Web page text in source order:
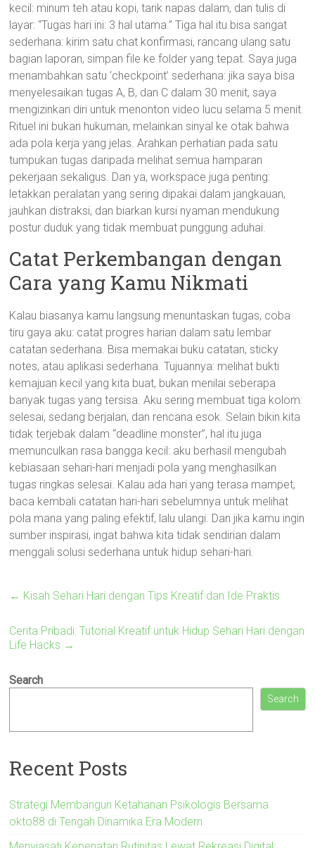
kecil: minum teh atau kopi, tarik napas dalam, dan tulis di
layar: “Tugas hari ini: 3 hal utama.” Tiga hal itu bisa sangat
sederhana: kirim satu chat konfirmasi, rancang ulang satu
bagian laporan, simpan file ke folder yang tepat. Saya juga
menambahkan satu ‘checkpoint’ sederhana: jika saya bisa
menyelesaikan tugas A, B, dan C dalam 30 menit, saya
mengizinkan diri untuk menonton video lucu selama 5 menit.
Rituel ini bukan hukuman, melainkan sinyal ke otak bahwa
ada pola kerja yang jelas. Arahkan perhatian pada satu
tumpukan tugas daripada melihat semua hamparan
pekerjaan sekaligus. Dan ya, workspace juga penting:
letakkan peralatan yang sering dipakai dalam jangkauan,
jauhkan distraksi, dan biarkan kursi nyaman mendukung
postur duduk yang tidak membuat punggung aduhai.
Catat Perkembangan dengan
Cara yang Kamu Nikmati
Kalau biasanya kamu langsung menuntaskan tugas, coba
tiru gaya aku: catat progres harian dalam satu lembar
catatan sederhana. Bisa memakai buku catatan, sticky
notes, atau aplikasi sederhana. Tujuannya: melihat bukti
kemajuan kecil yang kita buat, bukan menilai seberapa
banyak tugas yang tersisa. Aku sering membuat tiga kolom:
selesai, sedang berjalan, dan rencana esok. Selain bikin kita
tidak terjebak dalam “deadline monster”, hal itu juga
memunculkan rasa bangga kecil: aku berhasil mengubah
kebiasaan sehari-hari menjadi pola yang menghasilkan
tugas ringkas selesai. Kalau ada hari yang terasa mampet,
baca kembali catatan hari-hari sebelumnya untuk melihat
pola mana yang paling efektif, lalu ulangi. Dan jika kamu ingin
sumber inspirasi, ingat bahwa kita tidak sendirian dalam
menggali solusi sederhana untuk hidup sehari-hari.
← Kisah Sehari Hari dengan Tips Kreatif dan Ide Praktis
Cerita Pribadi: Tutorial Kreatif untuk Hidup Sehari Hari dengan
Life Hacks →
Search
Search
Recent Posts
Strategi Membangun Ketahanan Psikologis Bersama
okto88 di Tengah Dinamika Era Modern